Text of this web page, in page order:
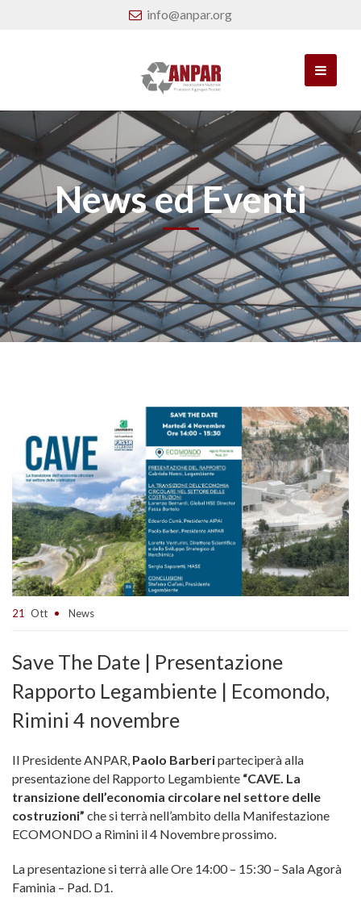
info@anpar.org
News ed Eventi
21 Ott News
Save The Date | Presentazione
Rapporto Legambiente | Ecomondo,
Rimini 4 novembre
Il Presidente ANPAR, Paolo Barberiparteciperà alla
presentazione del Rapporto Legambiente “CAVE. La
transizione dell’economia circolare nel settore delle
costruzioni” che si terrà nell’ambito della Manifestazione
ECOMONDO a Rimini il 4 Novembre prossimo.
La presentazione si terrà alle Ore 14:00 – 15:30 – Sala Agorà
Faminia – Pad. D1.